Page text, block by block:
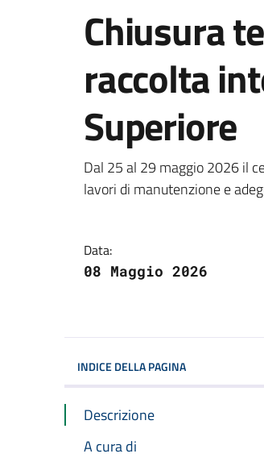
Chiusura
raccolta
Superiore
Dettagli
Dal 25 al 29 maggio 2026 il
lavori di manutenzione e
Data:
08 Maggio 2026
INDICE DELLA PAGINA
Descrizione
A cura di